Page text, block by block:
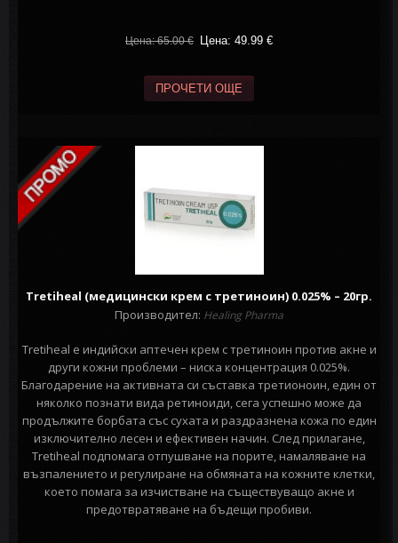
Цена: 65.00€ Цена: 49.99 €
ПРОЧЕТИ ОЩЕ
Tretiheal (медицински крем с третиноин) 0.025% – 20гр.
Производител: Healing Pharma
Tretiheal e индийски аптечен крем с третиноин против акне и
други кожни проблеми – ниска концентрация 0.025%.
Благодарение на активната си съставка третионоин, един от
няколко познати вида ретиноиди, сега успешно може да
продължите борбата със сухата и раздразнена кожа по един
изключително лесен и ефективен начин. След прилагане,
Tretiheal подпомага отпушване на порите, намаляване на
възпалението и регулиране на обмяната на кожните клетки,
което помага за изчистване на съществуващо акне и
предотвратяване на бъдещи пробиви.